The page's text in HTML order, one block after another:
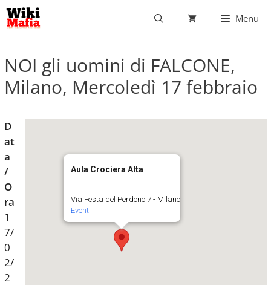
Vai
al
Menu
NOI gli uomini di FALCONE,
Milano, Mercoledì 17 febbraio
Aula Crociera Alta
Via Festa del Perdono 7 - Milano
Eventi
D
at
a
/
O
ra
1
7/
0
2/
2